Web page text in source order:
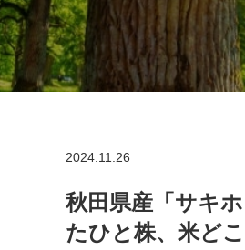
2024.11.26
秋田県産「サキ
たひと株、米ど